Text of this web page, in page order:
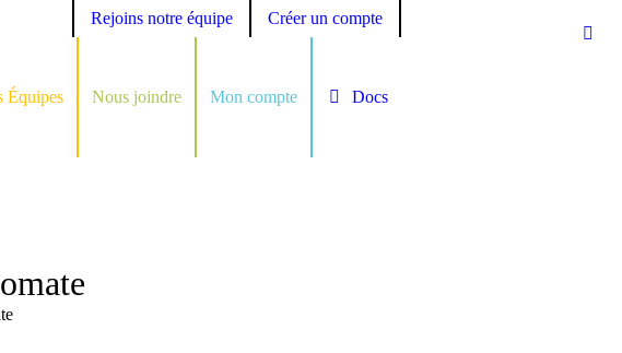
Rejoins notre équipe Créer un compte
Équipes Nous joindre Mon compte Docs